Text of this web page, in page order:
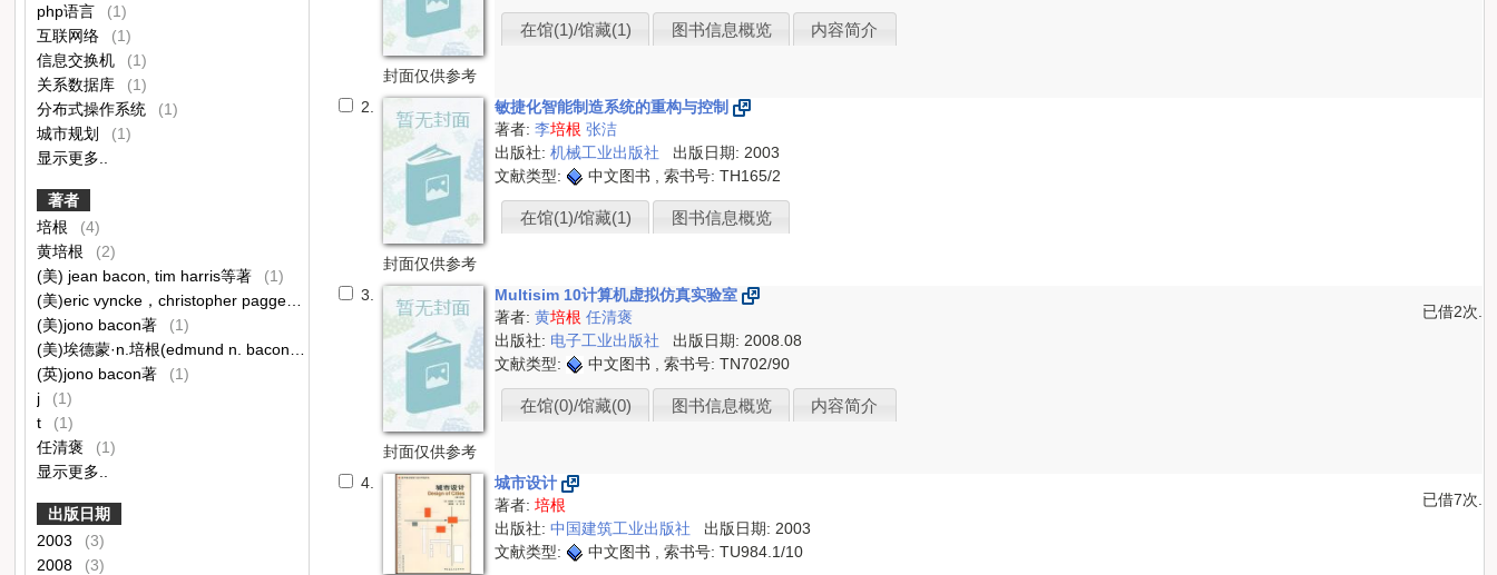
php语言
(1)
互联网络
(1)
信息交换机
(1)
关系数据库
(1)
分布式操作系统
(1)
城市规划
(1)
显示更多..
著者
培根
(4)
黄培根
(2)
(美) jean bacon, tim harris等著
(1)
(1)
(美)jono bacon著
(1)
(英)jono bacon著
(1)
j
(1)
t
(1)
任清褒
(1)
显示更多..
出版日期
2003
(3)
2008
(3)
封面仅供参考
在馆(1)/馆藏(1) 图书信息概览 内容简介
2.
封面仅供参考
敏捷化智能制造系统的重构与控制
著者:李培根 张洁
出版社:机械工业出版社
出版日期: 2003
文献类型:
中文图书 , 索书号:TH165/2
在馆(1)/馆藏(1) 图书信息概览
3.
封面仅供参考
Multisim 10计算机虚拟仿真实验室
已借2次.
著者:黄培根 任清褒
出版社: 电子工业出版社
出版日期: 2008.08
文献类型:
中文图书 , 索书号:TN702/90
在馆(0)/馆藏(0) 图书信息概览 内容简介
4.
城市设计
已借7次.
著者:培根
出版社:中国建筑工业出版社
出版日期: 2003
文献类型:
中文图书 , 索书号:TU984.1/10